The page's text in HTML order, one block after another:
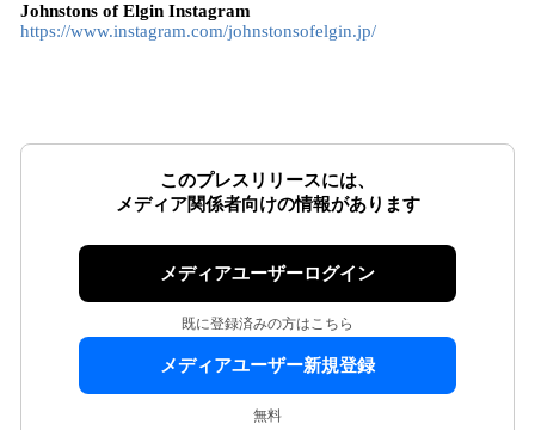
Johnstons of Elgin Instagram
https://www.instagram.com/johnstonsofelgin.jp/
このプレスリリースには、
メディア関係者向けの情報があります
メディアユーザーログイン
既に登録済みの方はこちら
メディアユーザー新規登録
無料